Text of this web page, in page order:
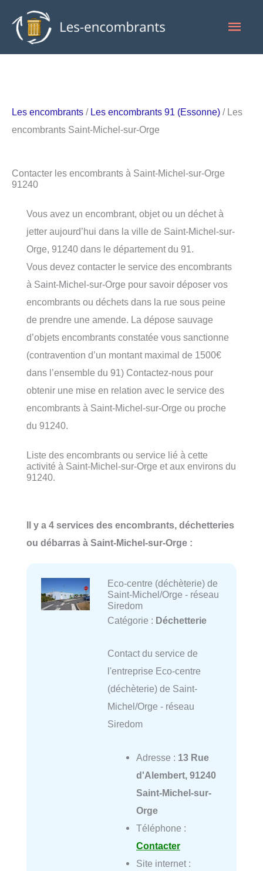
contenu
Les encombrants / Les encombrants 91 (Essonne) / Les
encombrants Saint-Michel-sur-Orge
Contacter les encombrants à Saint-Michel-sur-Orge
91240
Vous avez un encombrant, objet ou un déchet à
jetter aujourd’hui dans la ville de Saint-Michel-sur-
Orge, 91240 dans le département du 91.
Vous devez contacter le service des encombrants
à Saint-Michel-sur-Orge pour savoir déposer vos
encombrants ou déchets dans la rue sous peine
de prendre une amende. La dépose sauvage
d’objets encombrants constatée vous sanctionne
(contravention d’un montant maximal de 1500€
dans l’ensemble du 91) Contactez-nous pour
obtenir une mise en relation avec le service des
encombrants à Saint-Michel-sur-Orge ou proche
du 91240.
Liste des encombrants ou service lié à cette
activité à Saint-Michel-sur-Orge et aux environs du
91240.
Il y a 4 services des encombrants, déchetteries
ou débarras à Saint-Michel-sur-Orge :
Eco-centre (déchèterie) de
Saint-Michel/Orge - réseau
Siredom
Catégorie : Déchetterie
Contact du service de
l'entreprise Eco-centre
(déchèterie) de Saint-
Michel/Orge - réseau
Siredom
Adresse : 13 Rue
d'Alembert, 91240
Saint-Michel-sur-
Orge
Téléphone :
Contacter
Site internet :